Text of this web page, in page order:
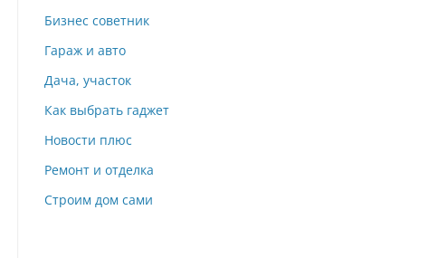
Бизнес советник
Гараж и авто
Дача, участок
Как выбрать гаджет
Новости плюс
Ремонт и отделка
Строим дом сами